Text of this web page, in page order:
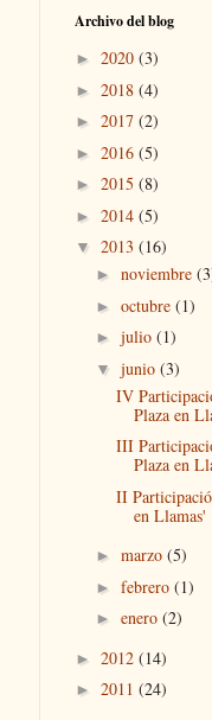
Archivo del blog
► 2020 (3)
► 2018 (4)
► 2017 (2)
► 2016 (5)
► 2015 (8)
► 2014 (5)
▼ 2013 (16)
► noviembre
► octubre (1)
► julio (1)
▼ junio (3)
IV
Plaza en
III
Plaza en
II
en Llamas'
► marzo (5)
► febrero (1)
► enero (2)
► 2012 (14)
► 2011 (24)